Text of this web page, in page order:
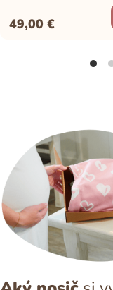
49,00€